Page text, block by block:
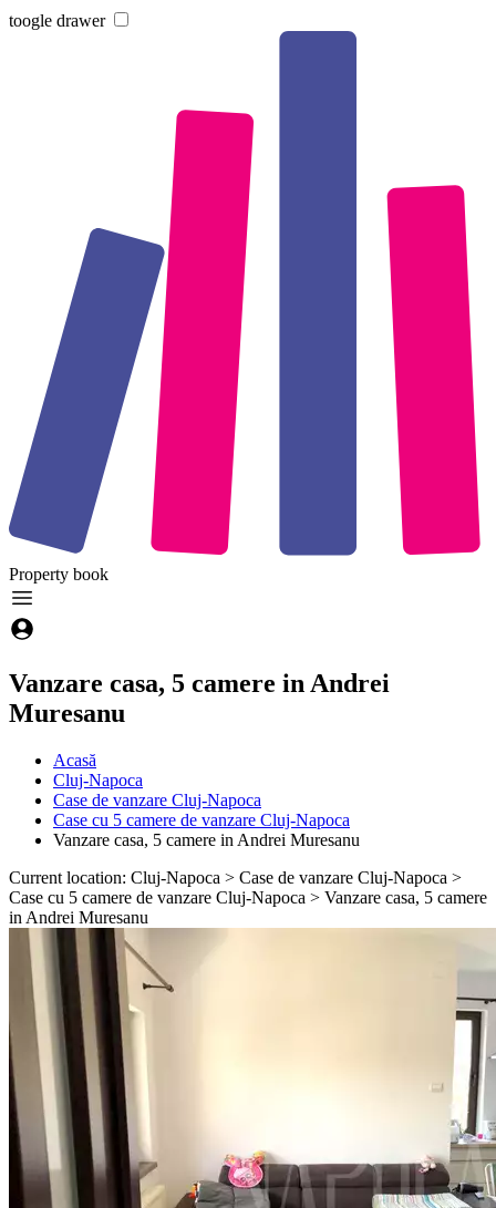
toogle drawer
Property book
Vanzare casa, 5 camere in Andrei
Muresanu
Acasă
Cluj-Napoca
Case de vanzare Cluj-Napoca
Case cu 5 camere de vanzare Cluj-Napoca
Vanzare casa, 5 camere in Andrei Muresanu
Current location: Cluj-Napoca > Case de vanzare Cluj-Napoca >
Case cu 5 camere de vanzare Cluj-Napoca > Vanzare casa, 5 camere
in Andrei Muresanu